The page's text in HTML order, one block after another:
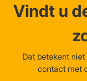
Vindt u
Dat betekent
contact met